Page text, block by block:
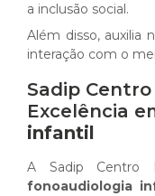
a inclusão social.
Além disso, auxilia
interação com o
Sadip
Excelência
infantil
A Sadip Centro
fonoaudiologia